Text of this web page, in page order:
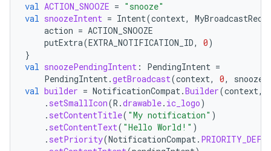
val ACTION_SNOOZE = "snooze"
val snoozeIntent = Intent(context,
action = ACTION_SNOOZE
putExtra(EXTRA_NOTIFICATION_ID, 0)
}
val snoozePendingIntent : PendingIntent =
PendingIntent.getBroadcast(context, 0,
val builder = NotificationCompat.Builder(context,
. setSmallIcon(R .drawable. ic_logo)
. setContentTitle( "My notification" )
. setContentText( "Hello World!" )
. setPriority(NotificationCompat.